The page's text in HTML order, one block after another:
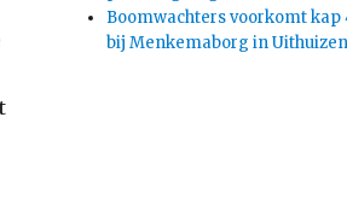
Boomwachters voorkomt kap
bij Menkemaborg in Uithuizen